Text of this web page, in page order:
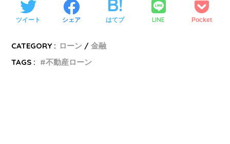
ツイート シェア はてブ LINE Pocket
CATEGORY : ローン
金融
TAGS :
不動産ローン